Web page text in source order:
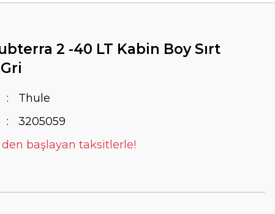
2 -40 LT Kabin Boy Sırt
Thule
3205059
den başlayan taksitlerle!